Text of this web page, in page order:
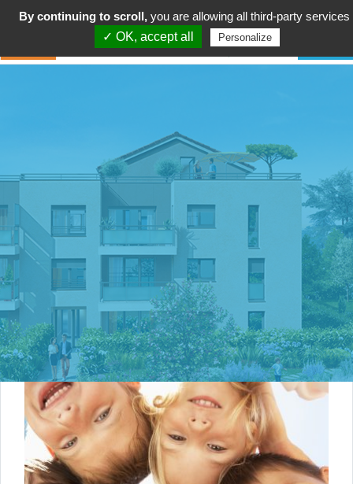
Accueil Loisirs
By continuing to scroll, you are allowing all third-party services
✓ OK, accept all
Personalize